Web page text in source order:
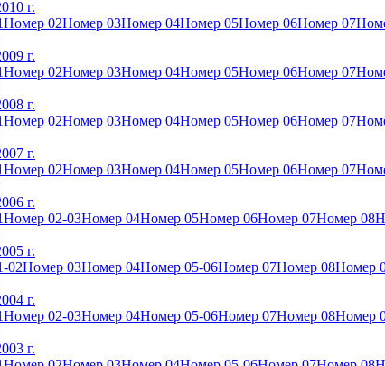
г.
Номер 02Номер 03Номер 04Номер 05Номер 06Номер 07
г.
Номер 02Номер 03Номер 04Номер 05Номер 06Номер 07
г.
Номер 02Номер 03Номер 04Номер 05Номер 06Номер 07
г.
Номер 02Номер 03Номер 04Номер 05Номер 06Номер 07
г.
Номер 02-03Номер 04Номер 05Номер 06Номер 07Номер 08
г.
02Номер 03Номер 04Номер 05-06Номер 07Номер 08Номер
г.
Номер 02-03Номер 04Номер 05-06Номер 07Номер 08Номер
г.